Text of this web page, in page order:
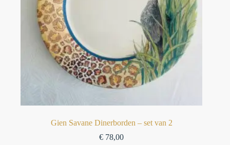
Gien Savane Dinerborden – set van 2
€ 78,00